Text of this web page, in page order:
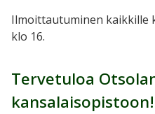
Ilmoittautuminen kaikkille
klo 16.
Tervetuloa
kansalaisopistoon!